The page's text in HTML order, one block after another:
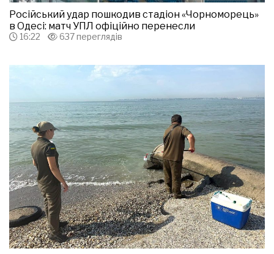
Російський удар пошкодив стадіон «Чорноморець»
в Одесі: матч УПЛ офіційно перенесли
16:22 637 переглядів